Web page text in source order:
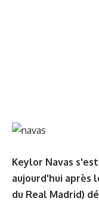
Keylor Navas
aujourd'hui après
du Real Madrid)